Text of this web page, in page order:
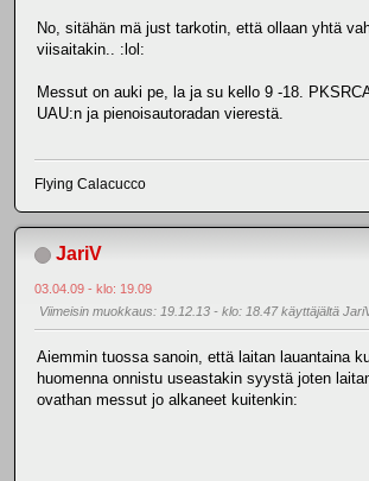
No, sitähän mä just tarkotin, että ollaan yhtä
viisaitakin.. :lol:
Messut on auki pe, la ja su kello 9 -18.
UAU:n ja pienoisautoradan vierestä.
Flying Calacucco
JariV
03.04.09 - klo: 19.09
Viimeisin muokkaus: 19.12.13 - klo: 18.47 käyttäjältä
Aiemmin tuossa sanoin, että laitan lauantaina
huomenna onnistu useastakin syystä joten
ovathan messut jo alkaneet kuitenkin: